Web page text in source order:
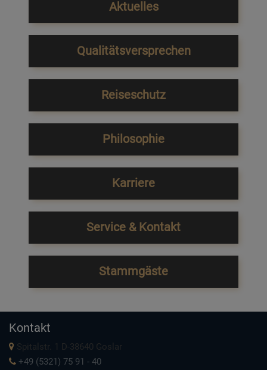
Aktuelles
Qualitätsversprechen
Reiseschutz
Philosophie
Karriere
Service & Kontakt
Stammgäste
Kontakt
Spitalstr. 1 D-38640 Goslar
+49 (5321) 75 91 - 40